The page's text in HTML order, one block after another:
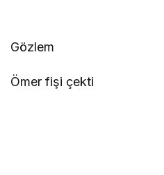
Gözlem
Ömer fişi çekti